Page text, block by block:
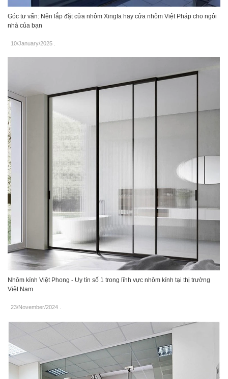
Góc tư vấn: Nên lắp đặt cửa nhôm Xingfa hay cửa nhôm Việt Pháp cho ngôi
nhà của bạn
10/January/2025
Nhôm kính Việt Phong - Uy tín số 1 trong lĩnh vực nhôm kính tại thị trường
Việt Nam
23/November/2024